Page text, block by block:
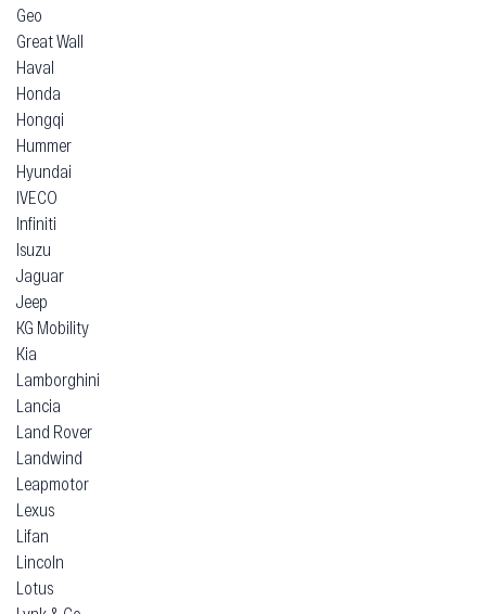
Geo
Great Wall
Haval
Honda
Hongqi
Hummer
Hyundai
IVECO
Infiniti
Isuzu
Jaguar
Jeep
KG Mobility
Kia
Lamborghini
Lancia
Land Rover
Landwind
Leapmotor
Lexus
Lifan
Lincoln
Lotus